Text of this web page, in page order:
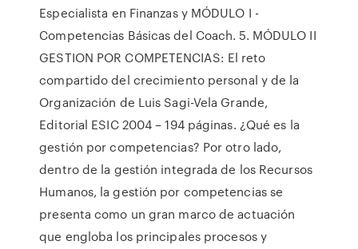
Especialista en Finanzas y MÓDULO I -
Competencias Básicas del Coach. 5. MÓDULO II
GESTION POR COMPETENCIAS: El reto
compartido del crecimiento personal y de la
Organización de Luis Sagi-Vela Grande,
Editorial ESIC 2004 – 194 páginas. ¿Qué es la
gestión por competencias? Por otro lado,
dentro de la gestión integrada de los Recursos
Humanos, la gestión por competencias se
presenta como un gran marco de actuación
que engloba los principales procesos y